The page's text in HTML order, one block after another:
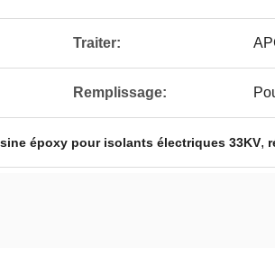
Traiter:
Remplissage:
époxy pour isolants électriques 33KV,